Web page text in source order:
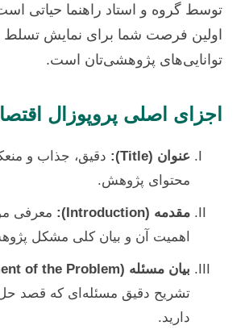
توسط گروه و استاد راهنما حیاتی است.
اولین فرصت شما برای نمایش تسلط
توانایی‌های پژوهشی‌تان است.
اجزای اصلی پروپوزال اقتصاد
عنوان (Title):
دقیق، جذاب و
محتوای پژوهش.
مقدمه (Introduction):
معرفی
اهمیت آن و بیان کلی مشکل
بیان مسئله (Statement of the Problem):
تشریح دقیق مسئله‌ای که قصد حل
دارید.